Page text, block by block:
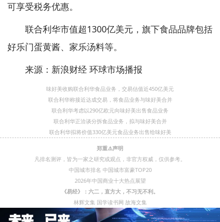
可享受税务优惠。
联合利华市值超1300亿美元，旗下食品品牌包括
好乐门蛋黄酱、家乐汤料等。
来源：新浪财经 环球市场播报
味好美收购联合利华食品业务，交易估值近450亿美元
联合利华称接近达成交易，将食品业务与味好美合并
联合利华考虑以290亿欧元向味好美出售食品业务
联合利华正洽谈分拆食品业务，拟与味好美合并
联合利华拟将价值330亿美元食品业务出售给味好美
郑重⚠️声明
凡排名测评，皆为一家之研究或观点，非官方权威，仅供参考。
中国城市排名 中国城市富豪TOP20
2026年中国商业十大热点展望
《易经》：六二，直方大，不习无不利。
林辉文集 国学读书网 故海文集